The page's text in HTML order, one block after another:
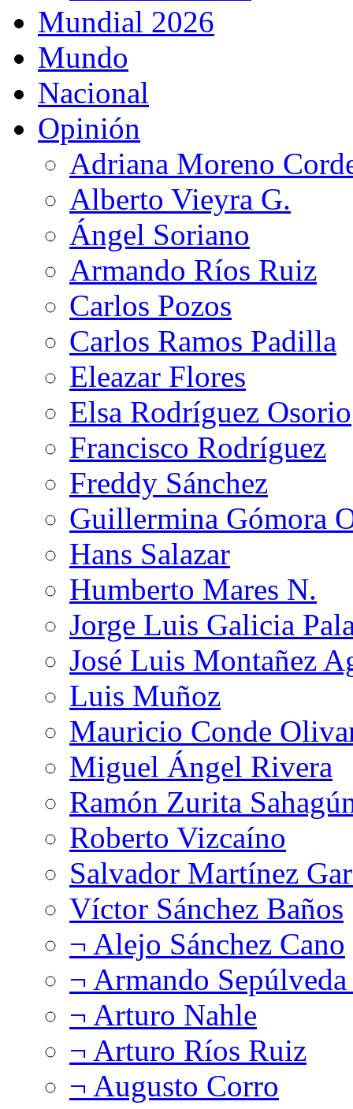
Mundial 2026
Mundo
Nacional
Opinión
Adriana Moreno
Alberto Vieyra G.
Ángel Soriano
Armando Ríos Ruiz
Carlos Pozos
Carlos Ramos Padilla
Eleazar Flores
Elsa Rodríguez Osorio
Francisco Rodríguez
Freddy Sánchez
Guillermina Gómora
Hans Salazar
Humberto Mares N.
Jorge Luis Galicia
José Luis Montañez
Luis Muñoz
Mauricio Conde
Miguel Ángel Rivera
Ramón Zurita
Roberto Vizcaíno
Salvador Martínez
Víctor Sánchez Baños
¬ Alejo Sánchez Cano
¬ Armando
¬ Arturo Nahle
¬ Arturo Ríos Ruiz
¬ Augusto Corro